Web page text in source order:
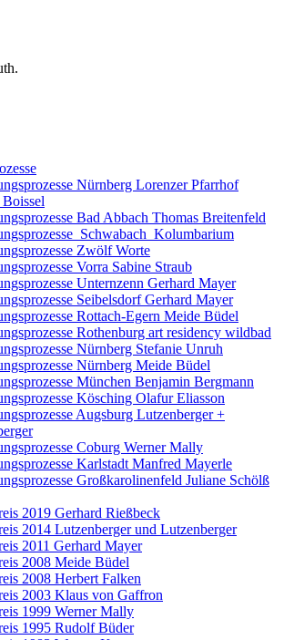
Nürnberg Lorenzer Pfarrhof
Bad Abbach Thomas Breitenfeld
Zwölf Worte
Vorra Sabine Straub
Unternzenn Gerhard Mayer
Seibelsdorf Gerhard Mayer
Rottach-Egern Meide Büdel
Rothenburg art residency wildbad
Nürnberg Stefanie Unruh
Nürnberg Meide Büdel
München Benjamin Bergmann
Kösching Olafur Eliasson
Augsburg Lutzenberger +
Coburg Werner Mally
Karlstadt Manfred Mayerle
Großkarolinenfeld Juliane Schölß
2019 Gerhard Rießbeck
2014 Lutzenberger und Lutzenberger
2011 Gerhard Mayer
2008 Meide Büdel
2008 Herbert Falken
2003 Klaus von Gaffron
1999 Werner Mally
1995 Rudolf Büder